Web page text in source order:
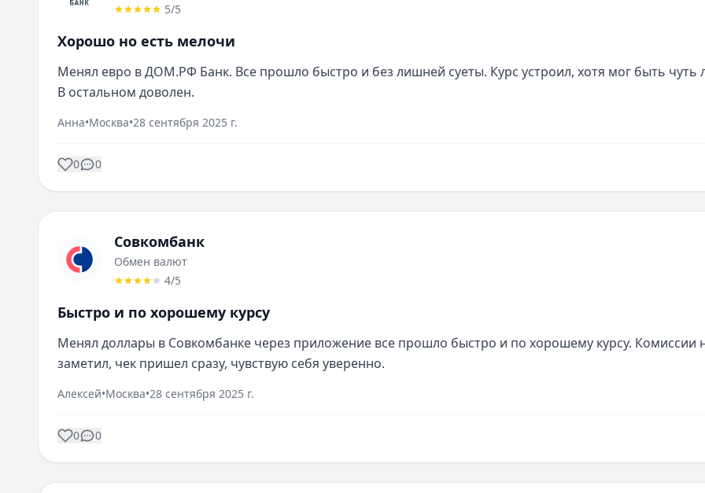
5/5
Хорошо но есть мелочи
Менял евро в ДОМ.РФ Банк. Все прошло быстро и без лишней суеты. Курс устроил, хотя мог быть чуть
В остальном доволен.
Анна•Москва•28 сентября 2025 г.
0 0
Совкомбанк
Обмен валют
4/5
Быстро и по хорошему курсу
Менял доллары в Совкомбанке через приложение все прошло быстро и по хорошему курсу. Комиссии
заметил, чек пришел сразу, чувствую себя уверенно.
Алексей•Москва•28 сентября 2025 г.
0 0